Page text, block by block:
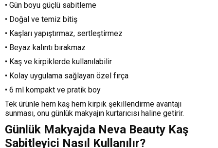
• Gün boyu güçlü sabitleme
• Doğal ve temiz bitiş
• Kaşları yapıştırmaz, sertleştirmez
• Beyaz kalıntı bırakmaz
• Kaş ve kirpiklerde kullanılabilir
• Kolay uygulama sağlayan özel fırça
• 6 ml kompakt ve pratik boy
Tek ürünle hem kaş hem kirpik şekillendirme avantajı
sunması, onu günlük makyajın kurtarıcısı haline getirir.
Günlük Makyajda Neva Beauty Kaş
Sabitleyici Nasıl Kullanılır?